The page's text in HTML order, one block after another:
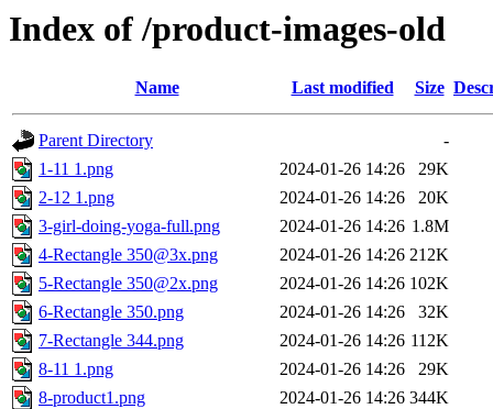
Index of /product-images-old
Name Last modified Size
Parent Directory
-
1-11 1.png
2024-01-26 14:26
29K
2-12 1.png
2024-01-26 14:26
20K
3-girl-doing-yoga-full.png
2024-01-26 14:26 1.8M
4-Rectangle 350@3x.png
2024-01-26 14:26 212K
5-Rectangle 350@2x.png
2024-01-26 14:26 102K
6-Rectangle 350.png
2024-01-26 14:26
32K
7-Rectangle 344.png
2024-01-26 14:26 112K
8-11 1.png
2024-01-26 14:26
29K
8-product1.png
2024-01-26 14:26 344K